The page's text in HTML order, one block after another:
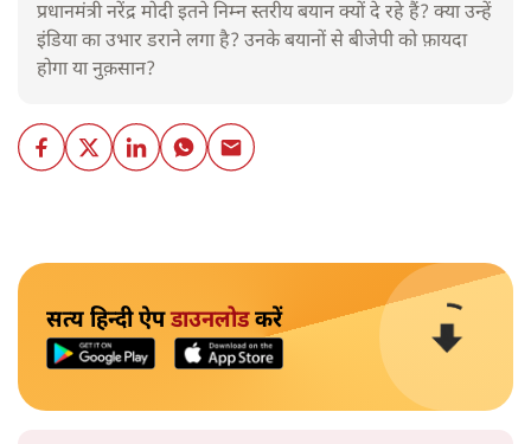
प्रधानमंत्री नरेंद्र मोदी इतने निम्न स्तरीय बयान क्यों दे रहे हैं? क्या उन्हें
इंडिया का उभार डराने लगा है? उनके बयानों से बीजेपी को फ़ायदा
होगा या नुक़सान?
सत्य हिन्दी ऐपडाउनलोडकरें